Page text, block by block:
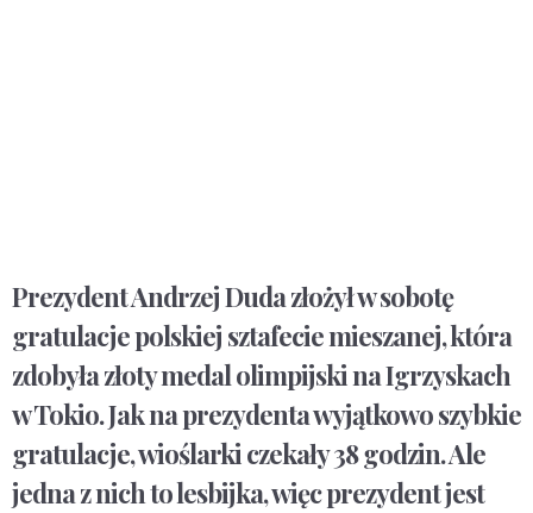
Prezydent Andrzej Duda złożył w sobotę
gratulacje polskiej sztafecie mieszanej, która
zdobyła złoty medal olimpijski na Igrzyskach
w Tokio. Jak na prezydenta wyjątkowo szybkie
gratulacje, wioślarki czekały 38 godzin. Ale
jedna z nich to lesbijka, więc prezydent jest